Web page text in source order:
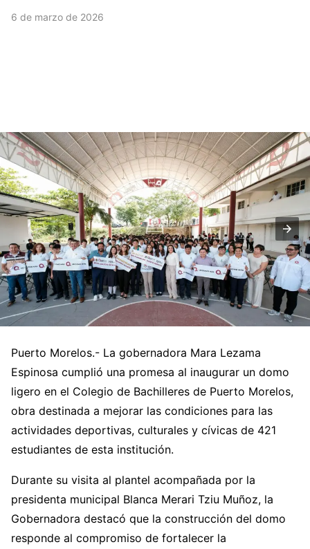
6 de marzo de 2026
Puerto Morelos.- La gobernadora Mara Lezama
Espinosa cumplió una promesa al inaugurar un domo
ligero en el Colegio de Bachilleres de Puerto Morelos,
obra destinada a mejorar las condiciones para las
actividades deportivas, culturales y cívicas de 421
estudiantes de esta institución.
Durante su visita al plantel acompañada por la
presidenta municipal Blanca Merari Tziu Muñoz, la
Gobernadora destacó que la construcción del domo
responde al compromiso de fortalecer la